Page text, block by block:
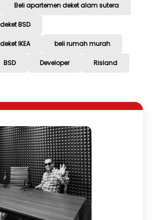
Beli apartemen deket alam sutera
BSD
IKEA beli rumah murah
BSD Developer Risland